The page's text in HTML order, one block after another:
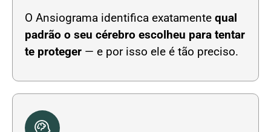
O Ansiograma identifica exatamente qual
padrão o seu cérebro escolheu para tentar
te proteger — e por isso ele é tão preciso.